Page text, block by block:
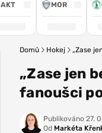
AKT
MOR
Domů Hokej „Zase
„Zase jen
fanoušci
Publikováno 27.
Od Markéta